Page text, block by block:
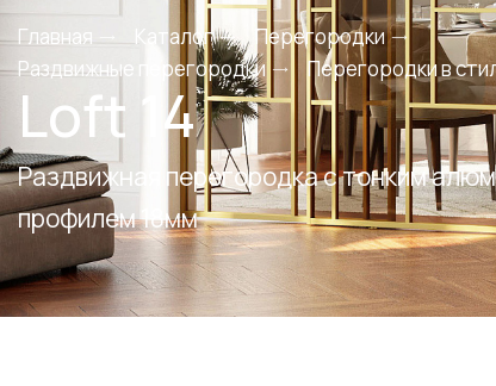
Главная Каталог
Перегородки
Раздвижные перегородки
Перегородки в
Loft 14
Раздвижная перегородка с тонким
профилем 18мм